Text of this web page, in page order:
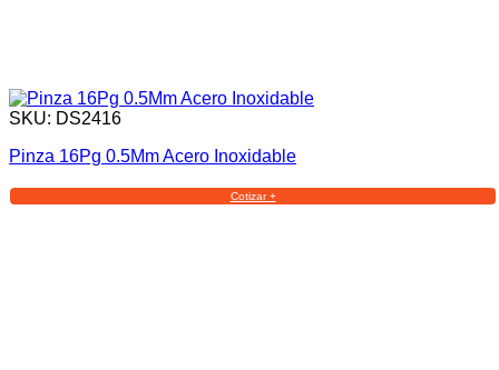
SKU: DS2416
Pinza 16Pg 0.5Mm Acero Inoxidable
Cotizar +